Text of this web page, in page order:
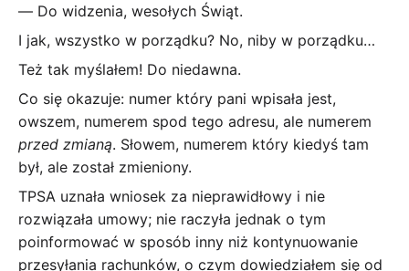
― Do widzenia, wesołych Świąt.
I jak, wszystko w porządku? No, niby w porządku…
Też tak myślałem! Do niedawna.
Co się okazuje: numer który pani wpisała jest,
owszem, numerem spod tego adresu, ale numerem
przed zmianą. Słowem, numerem który kiedyś tam
był, ale został zmieniony.
TPSA uznała wniosek za nieprawidłowy i nie
rozwiązała umowy; nie raczyła jednak o tym
poinformować w sposób inny niż kontynuowanie
przesyłania rachunków, o czym dowiedziałem się od